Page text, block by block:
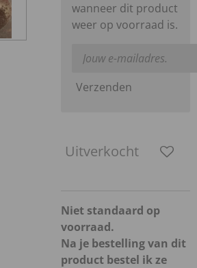
wanneer dit product
weer op voorraad is.
Verzenden
Uitverkocht
Niet standaard op
voorraad.
Na je bestelling van dit
product bestel ik ze